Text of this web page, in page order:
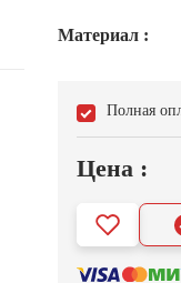
Материал :
Полная
Цена :